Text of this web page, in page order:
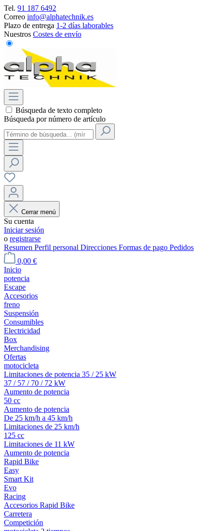
Tel. 91 187 6492
Correo info@alphatechnik.es
Plazo de entrega 1-2 días laborables
Nuestros Costes de envío
Búsqueda de texto completo
Búsqueda por número de artículo
Cerrar menú
Su cuenta
Iniciar sesión
o registrarse
Resumen Perfil personal Direcciones Formas de pago Pedidos
0,00 €
Inicio
potencia
Escape
Accesorios
freno
Suspensión
Consumibles
Electricidad
Box
Merchandising
Ofertas
motocicleta
Limitaciones de potencia 35 / 25 kW
37 / 57 / 70 / 72 kW
Aumento de potencia
50 cc
Aumento de potencia
De 25 km/h a 45 km/h
Limitaciones de 25 km/h
125 cc
Limitaciones de 11 kW
Aumento de potencia
Rapid Bike
Easy
Smart Kit
Evo
Racing
Accesorios Rapid Bike
Carretera
Competición